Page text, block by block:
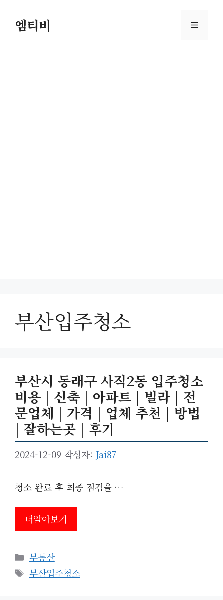
엠티비 메
부산입주청소
부산시 동래구 사직2동 입주청소
비용 | 신축 | 아파트 | 빌라 | 전
문업체 | 가격 | 업체 추천 | 방법
| 잘하는곳 | 후기
2024-12-09 작성자: Jai87
청소 완료 후 최종 점검을 …
더알아보기
카
테
고
부동산
태
부산입주청소